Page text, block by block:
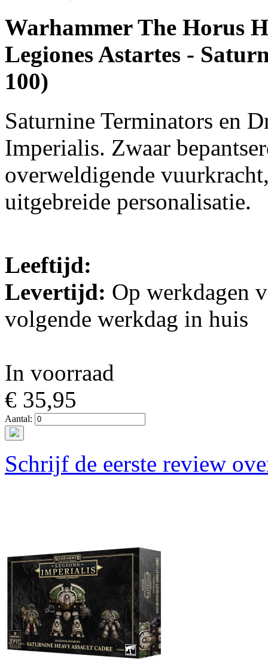
Warhammer The Horus
Legiones Astartes -
100)
Saturnine Terminators en
Imperialis. Zwaar
overweldigende
uitgebreide personalisatie.
Leeftijd:
Levertijd: Op werkdagen
volgende werkdag in huis
In voorraad
€ 35,95
Aantal:
Schrijf de eerste review